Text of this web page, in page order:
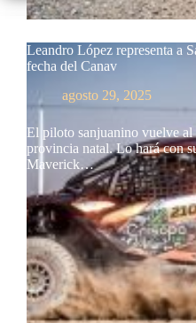
Leandro López representa a
fecha del Canav
agosto 29, 2025
El piloto sanjuanino vuelve al
provincia natal. Lo hará con
Maverick…